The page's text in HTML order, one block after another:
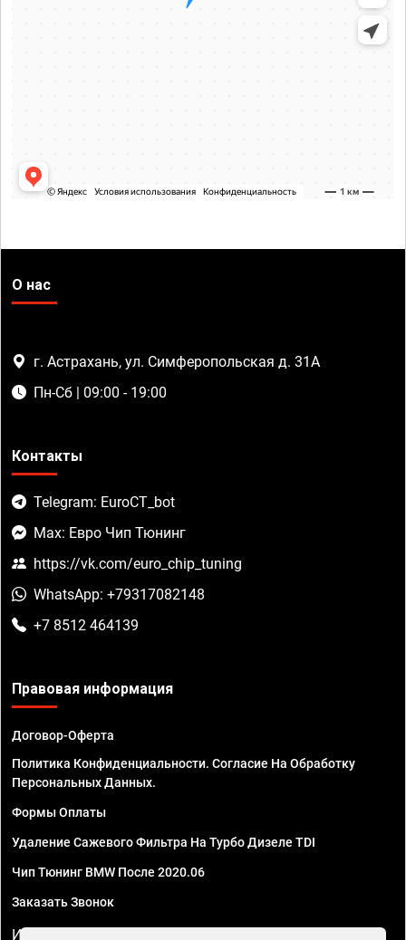
О нас
г. Астрахань, ул. Симферопольская д. 31А
Пн-Сб | 09:00 - 19:00
Контакты
Telegram: EuroCT_bot
Max: Евро Чип Тюнинг
https://vk.com/euro_chip_tuning
WhatsApp: +79317082148
+7 8512 464139
Правовая информация
Договор-Оферта
Политика Конфиденциальности. Согласие На Обработку
Персональных Данных.
Формы Оплаты
Удаление Сажевого Фильтра На Турбо Дизеле TDI
Чип Тюнинг BMW После 2020.06
Заказать Звонок
ИП Смирнов Георгий Павлович. ИНН 781302555843,